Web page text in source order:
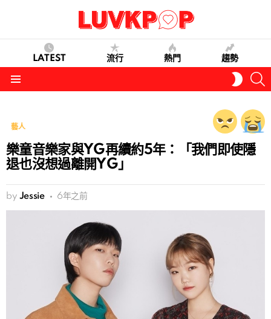
LATEST 流行 熱門 趨勢
SKIN
藝人
樂童音樂家與YG再續約5年：「我們即使隱
退也沒想過離開YG」
by Jessie 6年之前